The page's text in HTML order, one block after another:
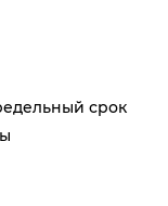
срок